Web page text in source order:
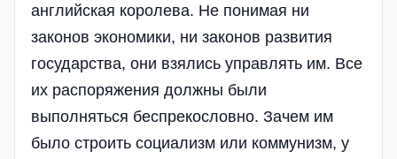
английская королева. Не понимая ни
законов экономики, ни законов развития
государства, они взялись управлять им. Все
их распоряжения должны были
выполняться беспрекословно. Зачем им
было строить социализм или коммунизм, у